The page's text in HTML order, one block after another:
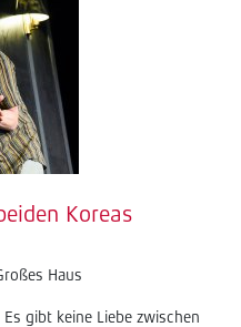
Koreas
Haus
gibt keine Liebe zwischen